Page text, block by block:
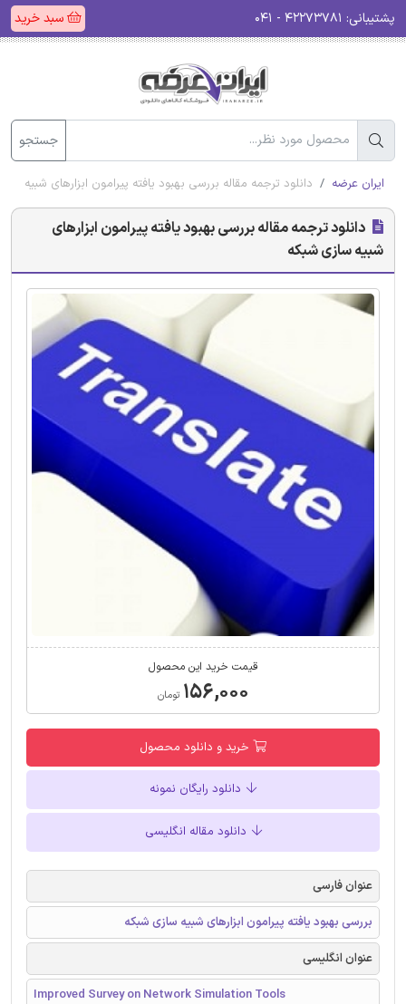
پشتیبانی: سبد خرید
جستجو
ایران عرضه دانلود ترجمه مقاله بررسی بهبود یافته پیرامون ابزارهای شبیه
دانلود ترجمه مقاله بررسی بهبود یافته پیرامون ابزارهای
شبیه سازی شبکه
قیمت خرید این محصول
۱۵۶,۰۰۰ تومان
خرید و دانلود محصول
دانلود رایگان نمونه
دانلود مقاله انگلیسی
عنوان فارسی
بررسی بهبود یافته پیرامون ابزارهای شبیه سازی شبکه
عنوان انگلیسی
Improved Survey on Network Simulation Tools